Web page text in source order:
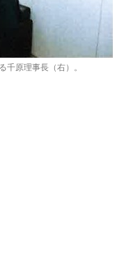
原理事長（右）。